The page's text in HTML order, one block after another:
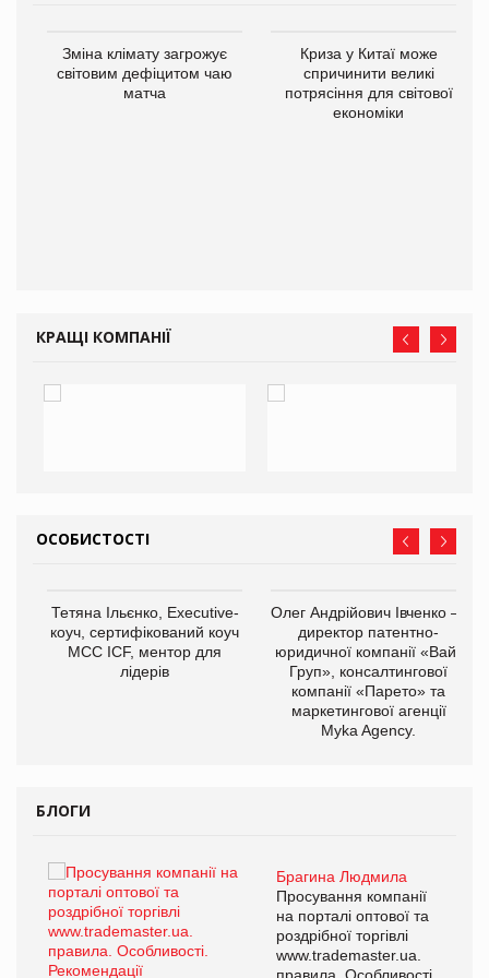
Зміна клімату загрожує
світовим дефіцитом чаю
матча
Криза у Китаї може
спричинити великі
потрясіння для світової
економіки
КРАЩІ КОМПАНІЇ
ОСОБИСТОСТІ
Тетяна Ільєнко, Executive-
коуч, сертифікований коуч
МСС ICF, ментор для
лідерів
Олег Андрійович Івченко —
директор патентно-
юридичної компанії «Вайз
Груп», консалтингової
компанії «Парето» та
маркетингової агенції
Myka Agency.
БЛОГИ
Брагина Людмила
Просування компанії
на порталі оптової та
роздрібної торгівлі
www.trademaster.ua.